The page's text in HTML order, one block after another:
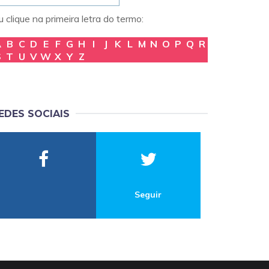
clique na primeira letra do termo:
B C D E F G H I J K L M N O P Q R
T U V W X Y Z
SOCIAIS
Seguir